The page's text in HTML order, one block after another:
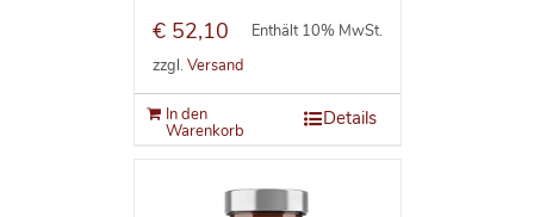
€52,10
Enthält 10% MwSt.
zzgl. Versand
In den
Warenkorb
Details